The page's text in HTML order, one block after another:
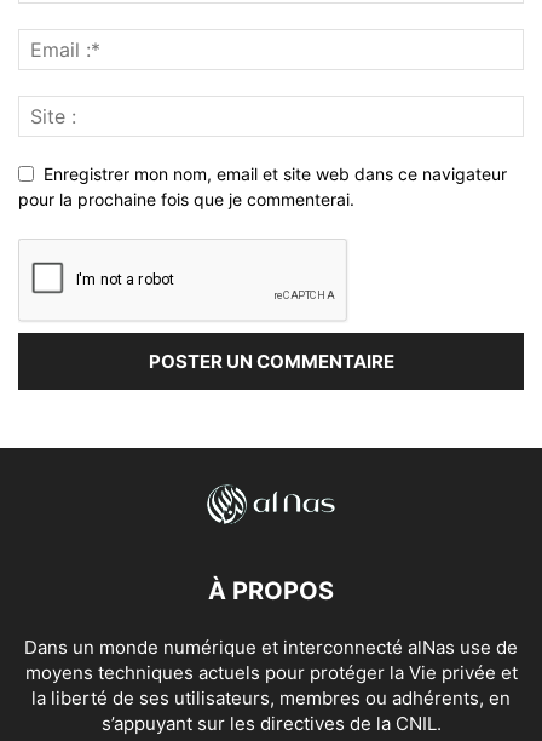
Enregistrer mon nom, email et site web dans ce navigateur
pour la prochaine fois que je commenterai.
À PROPOS
Dans un monde numérique et interconnecté alNas use de
moyens techniques actuels pour protéger la Vie privée et
la liberté de ses utilisateurs, membres ou adhérents, en
s’appuyant sur les directives de la CNIL.